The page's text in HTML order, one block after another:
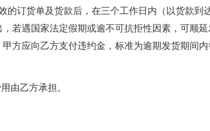
订货单及货款后，在三个工作日内（以货款到
若遇国家法定假期或逾不可抗拒性因素，可顺
方应向乙方支付违约金，标准为逾期发货期间内
乙方承担。